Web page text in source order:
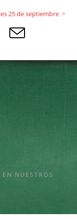
25 de septiembre >
NUESTROS